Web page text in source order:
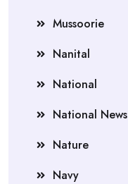
Mussoorie
Nanital
National
National News
Nature
Navy